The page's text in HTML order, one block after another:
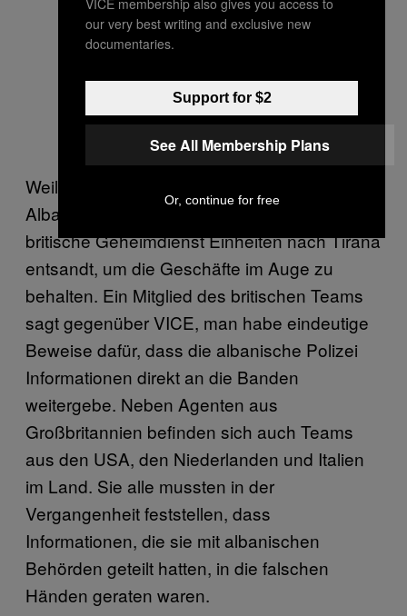
Weil Drogenhandel und politische Macht in
Albanien dermaßen verstrickt sind, hat der
britische Geheimdienst Einheiten nach Tirana
entsandt, um die Geschäfte im Auge zu
behalten. Ein Mitglied des britischen Teams
sagt gegenüber VICE, man habe eindeutige
Beweise dafür, dass die albanische Polizei
Informationen direkt an die Banden
weitergebe. Neben Agenten aus
Großbritannien befinden sich auch Teams
aus den USA, den Niederlanden und Italien
im Land. Sie alle mussten in der
Vergangenheit feststellen, dass
Informationen, die sie mit albanischen
Behörden geteilt hatten, in die falschen
Händen geraten waren.
our very best writing and exclusive new
documentaries.
Support for $2
See All Membership Plans
Or, continue for free